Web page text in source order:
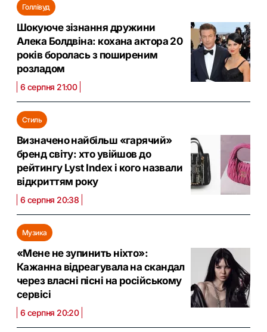
Голлівуд
Шокуюче зізнання дружини
Алека Болдвіна: кохана актора 20
років боролась з поширеним
розладом
6 серпня 21:00
Стиль
Визначено найбільш «гарячий»
бренд світу: хто увійшов до
рейтингу Lyst Index і кого назвали
відкриттям року
6 серпня 20:38
Музика
«Мене не зупинить ніхто»:
Кажанна відреагувала на скандал
через власні пісні на російському
сервісі
6 серпня 20:20